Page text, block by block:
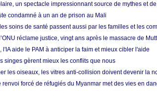
un spectacle impressionnant source de mythes et
condamné à un an de prison au Mali
soins de santé passent aussi par les familles et les
réclame justice, vingt ans après le massacre de
l'IA aide le PAM à anticiper la faim et mieux cibler l'aide
singes gèrent mieux les conflits que nous
les oiseaux, les vitres anti-collision doivent devenir la
renvoi forcé de réfugiés du Myanmar met des vies en